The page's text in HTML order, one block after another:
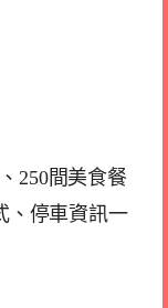
250間美食餐
、停車資訊一